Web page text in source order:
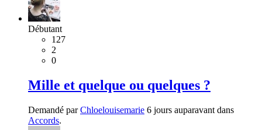
Débutant
127
2
0
Mille et quelque ou quelques ?
Demandé parChloelouisemarie 6 jours auparavant dans
Accords.